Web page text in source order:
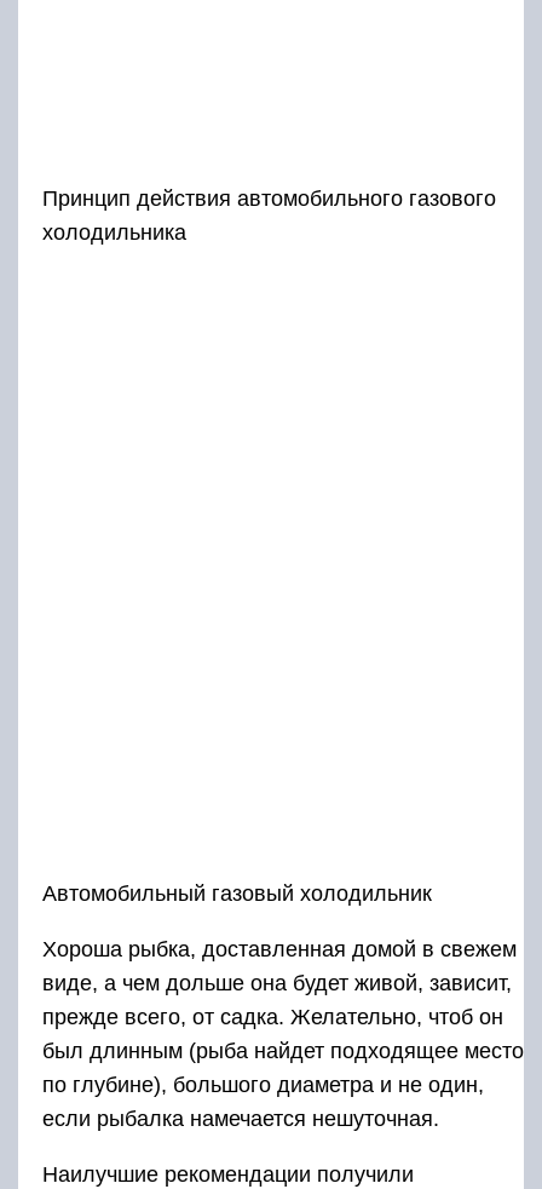
Принцип действия автомобильного газового
холодильника
Автомобильный газовый холодильник
Хороша рыбка, доставленная домой в свежем
виде, а чем дольше она будет живой, зависит,
прежде всего, от садка. Желательно, чтоб он
был длинным (рыба найдет подходящее место
по глубине), большого диаметра и не один,
если рыбалка намечается нешуточная.
Наилучшие рекомендации получили